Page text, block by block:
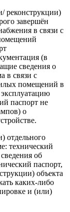
реконструкции)
завершён
в связи с
(в
сведения о
в связи с
помещений в
паспорт не
о
отдельного
технический
об
паспорт,
объекта
каких-либо
и (или)